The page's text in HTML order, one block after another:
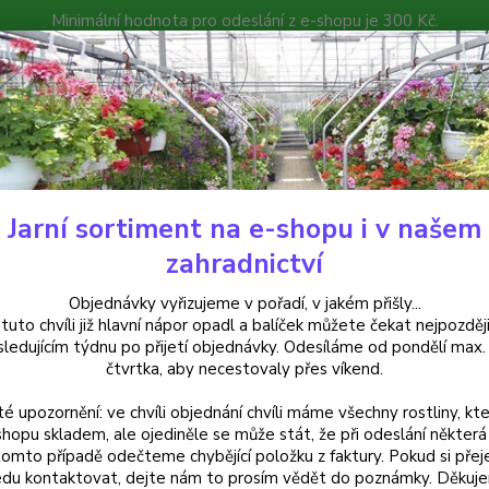
Minimální hodnota pro odeslání z e-shopu je 300 Kč.
můžete čekat nejpozději v následujícím týdnu po přijetí
Poradna Kontakty
Hledat
Begonie Begonia Bolivienská- -žlutá - cena za kus v 3-kusovém balení
Bolivienská- -žlutá - cena
celý
Jarní sortiment na e-shopu i v našem
zahradnictví
Objednávky vyřizujeme v pořadí, v jakém přišly...
chvíli již hlavní nápor opadl a balíček můžete čekat
týdnu po přijetí objednávky. Odesíláme od pondělí
čtvrtka, aby necestovaly přes víkend.
upozornění: ve chvíli objednání chvíli máme všechny rostliny,
skladem, ale ojediněle se může stát, že při odeslání některá
případě odečteme chybějící položku z faktury. Pokud si
kontaktovat, dejte nám to prosím vědět do poznámky.